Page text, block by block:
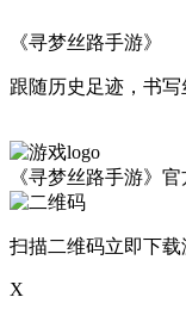
《寻梦丝路手游》
跟随历史足迹，书
《寻梦丝路手游》
扫描二维码立即下载
X